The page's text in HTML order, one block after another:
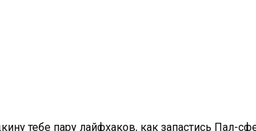
тебе пару лайфхаков, как запастись Пал-